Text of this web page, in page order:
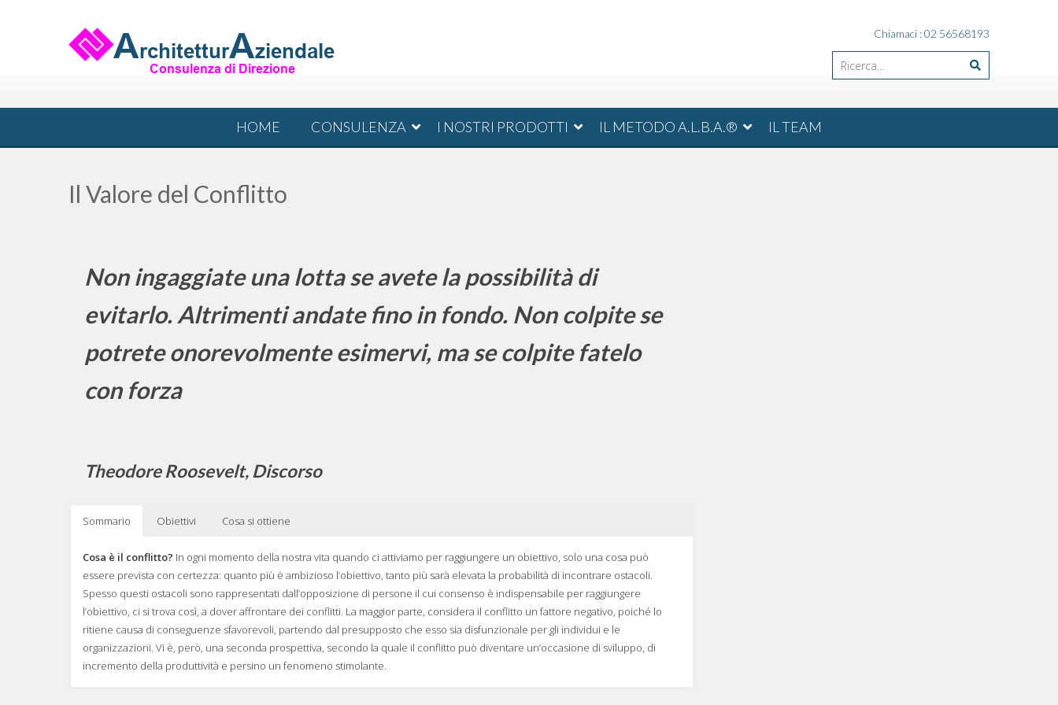
Chiamaci : 02 56568193
HOME CONSULENZA I NOSTRI PRODOTTI IL METODO A.L.B.A.® IL TEAM
Il Valore del Conflitto
Non ingaggiate una lotta se avete la possibilità di
evitarlo. Altrimenti andate fino in fondo. Non colpite se
potrete onorevolmente esimervi, ma se colpite fatelo
con forza
Theodore Roosevelt, Discorso
Sommario Obiettivi Cosa si ottiene
Cosa è il conflitto? In ogni momento della nostra vita quando ci attiviamo per raggiungere un obiettivo, solo una cosa può
essere prevista con certezza: quanto più è ambizioso l’obiettivo, tanto più sarà elevata la probabilità di incontrare ostacoli.
Spesso questi ostacoli sono rappresentati dall’opposizione di persone il cui consenso è indispensabile per raggiungere
l’obiettivo, ci si trova così, a dover affrontare dei conflitti. La maggior parte, considera il conflitto un fattore negativo, poiché lo
ritiene causa di conseguenze sfavorevoli, partendo dal presupposto che esso sia disfunzionale per gli individui e le
organizzazioni. Vi è, però, una seconda prospettiva, secondo la quale il conflitto può diventare un’occasione di sviluppo, di
incremento della produttività e persino un fenomeno stimolante.